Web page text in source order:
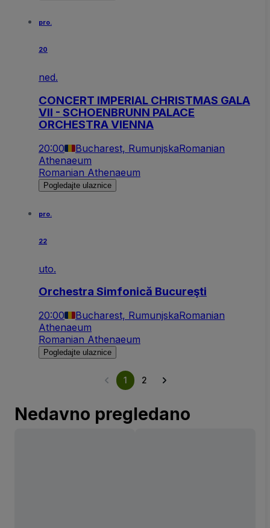
pro.
20
ned.
CONCERT IMPERIAL CHRISTMAS GALA
VII - SCHOENBRUNN PALACE
ORCHESTRA VIENNA
20:00 Bucharest, RumunjskaRomanian
Athenaeum
Romanian Athenaeum
Pogledajte ulaznice
pro.
22
uto.
Orchestra Simfonică Bucureşti
20:00 Bucharest, RumunjskaRomanian
Athenaeum
Romanian Athenaeum
Pogledajte ulaznice
1 2
Nedavno pregledano